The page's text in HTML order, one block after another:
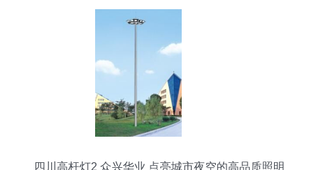
四川高杆灯2 众兴华业 点亮城市夜空的高品质照明